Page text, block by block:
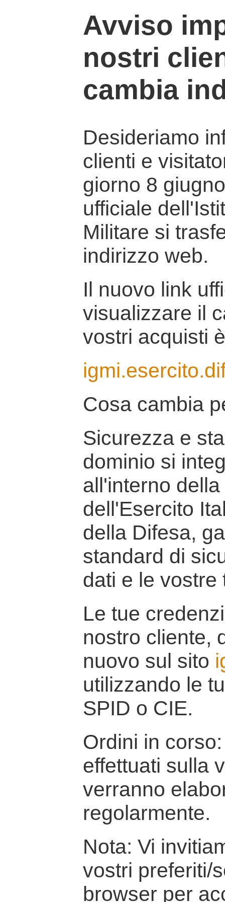
Avviso
nostri
cambia
Desideriamo
clienti e
giorno 8
ufficiale
Militare si
indirizzo web.
Il nuovo link
visualizzare il
vostri acquisti
Cosa cambia
Sicurezza e
dominio si
all'interno
dell'Esercito
della Difesa,
standard di
dati e le vostre
Le tue
nostro cliente,
nuovo sul sito
utilizzando le
SPID o CIE.
Ordini in
effettuati sulla
verranno
regolarmente.
Nota: Vi
vostri preferiti/
browser per